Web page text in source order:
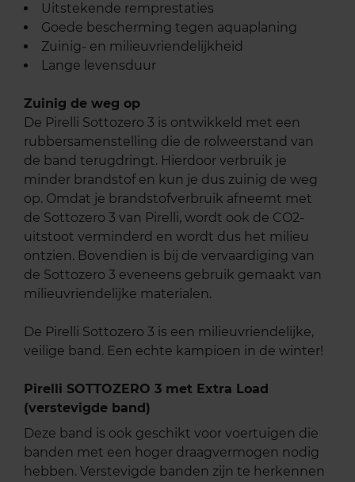
Uitstekende remprestaties
Goede bescherming tegen aquaplaning
Zuinig- en milieuvriendelijkheid
Lange levensduur
Zuinig de weg op
De Pirelli Sottozero 3 is ontwikkeld met een
rubbersamenstelling die de rolweerstand van
de band terugdringt. Hierdoor verbruik je
minder brandstof en kun je dus zuinig de weg
op. Omdat je brandstofverbruik afneemt met
de Sottozero 3 van Pirelli, wordt ook de CO2-
uitstoot verminderd en wordt dus het milieu
ontzien. Bovendien is bij de vervaardiging van
de Sottozero 3 eveneens gebruik gemaakt van
milieuvriendelijke materialen.
De Pirelli Sottozero 3 is een milieuvriendelijke,
veilige band. Een echte kampioen in de winter!
Pirelli SOTTOZERO 3 met Extra Load
(verstevigde band)
Deze band is ook geschikt voor voertuigen die
banden met een hoger draagvermogen nodig
hebben. Verstevigde banden zijn te herkennen